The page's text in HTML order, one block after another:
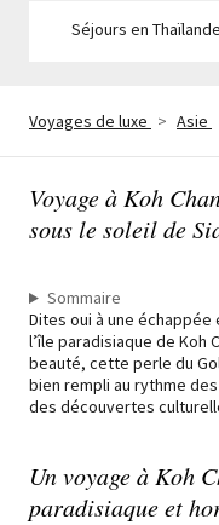
Séjours en Thaïlande
Voyages de luxe > Asie
Voyage à Koh
sous le soleil de
Sommaire
Dites oui à une
l’île paradisiaque de Koh
beauté, cette perle du
bien rempli au rythme
des découvertes
Un voyage à Koh
paradisiaque et